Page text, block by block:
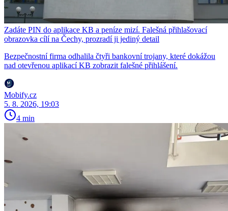
Zadáte PIN do aplikace KB a peníze mizí. Falešná přihlašovací
obrazovka cílí na Čechy, prozradí ji jediný detail
Bezpečnostní firma odhalila čtyři bankovní trojany, které dokážou
nad otevřenou aplikací KB zobrazit falešné přihlášení.
Mobify.cz
5. 8. 2026, 19:03
4 min